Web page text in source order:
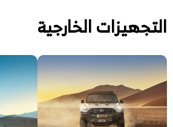
التجهيزات الخارجية